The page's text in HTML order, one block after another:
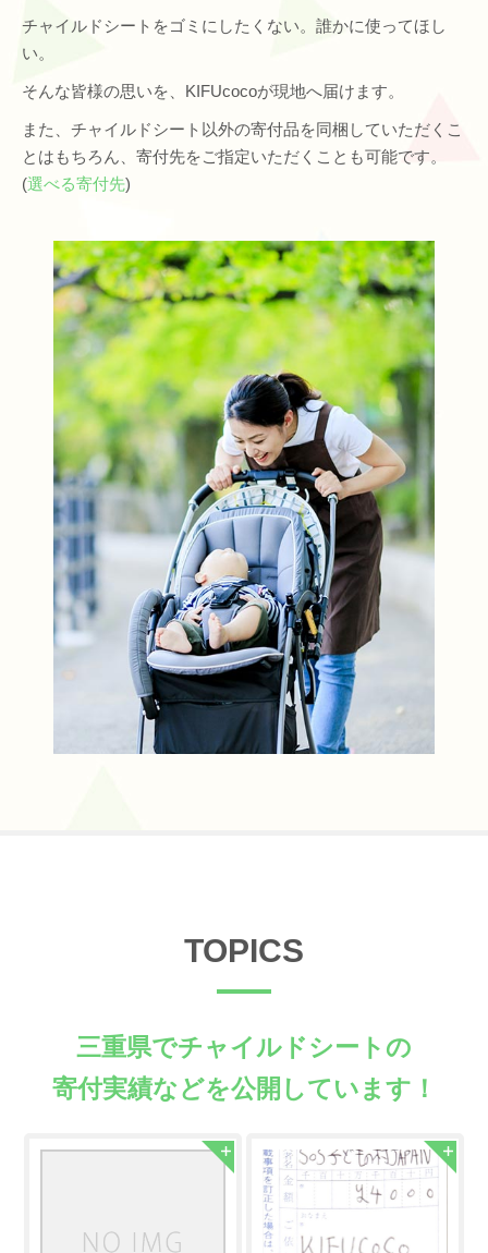
チャイルドシートをゴミにしたくない。誰かに使ってほし
い。
そんな皆様の思いを、KIFUcocoが現地へ届けます。
また、チャイルドシート以外の寄付品を同梱していただくこ
とはもちろん、寄付先をご指定いただくことも可能です。
(選べる寄付先)
TOPICS
三重県でチャイルドシートの
寄付実績などを公開しています！